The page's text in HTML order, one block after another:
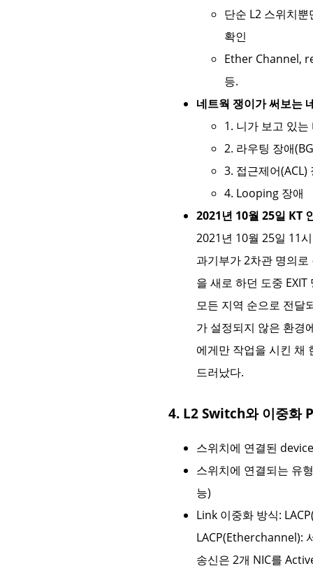
단순 L2 스위치
확인
Ether Channel,
등.
네트웍 쟁이가 써보는
1. 니가 보고 있
2. 라우팅 장애
3. 접근제어(ACL)
4. Looping 장애
2021년 10월 25일 KT
2021년 10월 25일 11
과기부가 2차관 명의
을 새로 하던 도중
모든 지역 순으로 전달
가 설정되지 않은 환경
에게만 작업을 시킨 채
드러났다.
4. L2 Switch와 이중
스위치에 연결된
스위치에 연결되는 유
능)
Link 이중화 방식:
LACP(Etherchannel):
송신은 2개 NIC를